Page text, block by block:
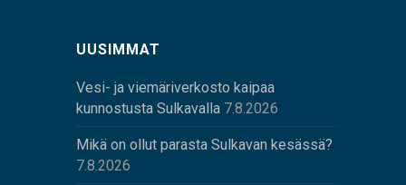
UUSIMMAT
Vesi- ja viemäriverkosto kaipaa
kunnostusta Sulkavalla 7.8.2026
Mikä on ollut parasta Sulkavan kesässä?
7.8.2026